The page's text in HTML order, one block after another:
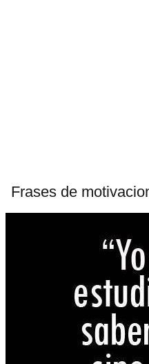
Frases de